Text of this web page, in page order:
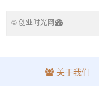
© 创业时光网
关于我们